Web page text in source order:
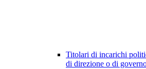
Titolari di incarichi
di direzione o di